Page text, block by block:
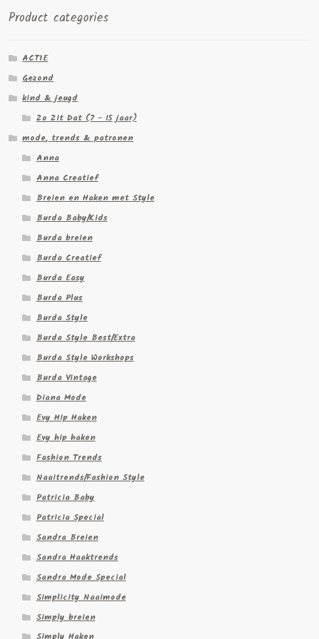
Product categories
ACTIE
Gezond
kind & jeugd
Zo Zit Dat (7 - 15 jaar)
mode, trends & patronen
Anna
Anna Creatief
Breien en Haken met Style
Burda Baby/Kids
Burda breien
Burda Creatief
Burda Easy
Burda Plus
Burda Style
Burda Style Best/Extra
Burda Style Workshops
Burda Vintage
Diana Mode
Evy Hip Haken
Evy hip haken
Fashion Trends
Naaitrends/Fashion Style
Patricia Baby
Patricia Special
Sandra Breien
Sandra Haaktrends
Sandra Mode Special
Simplicity Naaimode
Simply breien